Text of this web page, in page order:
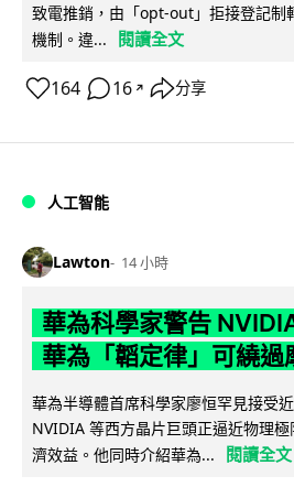
致電推銷，由「opt-out」拒接登記制
機制。違...
閱讀全文
164 16 ↗ 分享
人工智能
Lawton 14 小時
華為科學家警告
華為「韜定律」可繞過
華為半導體首席科學家廖恒罕見接受
NVIDIA 等西方晶片巨頭正逼近物理
濟效益。他同時介紹華為...
閱讀全文